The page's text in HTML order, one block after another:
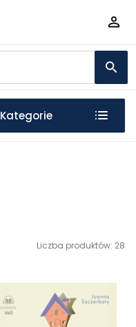
Kategorie
Liczba produktów: 28